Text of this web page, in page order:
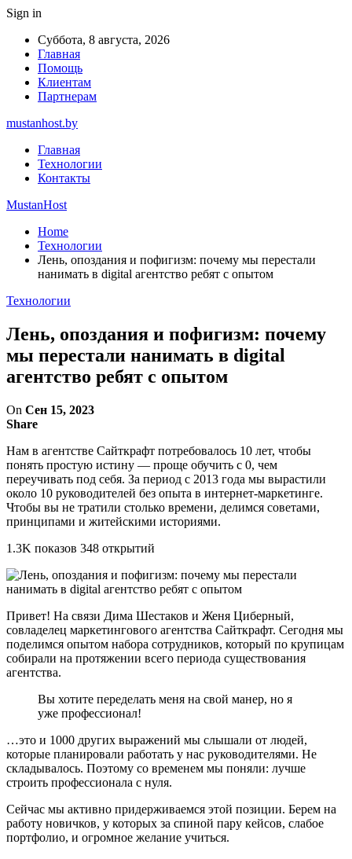
Sign in
Суббота, 8 августа, 2026
Главная
Помощь
Клиентам
Партнерам
mustanhost.by
Главная
Технологии
Контакты
MustanHost
Home
Технологии
Лень, опоздания и пофигизм: почему мы перестали
нанимать в digital агентство ребят с опытом
Технологии
Лень, опоздания и пофигизм: почему
мы перестали нанимать в digital
агентство ребят с опытом
On Сен 15, 2023
Share
Нам в агентстве Сайткрафт потребовалось 10 лет, чтобы
понять простую истину — проще обучить с 0, чем
переучивать под себя. За период с 2013 года мы вырастили
около 10 руководителей без опыта в интернет-маркетинге.
Чтобы вы не тратили столько времени, делимся советами,
принципами и житейскими историями.
1.3K показов 348 открытий
Привет! На связи Дима Шестаков и Женя Циберный,
совладелец маркетингового агентства Сайткрафт. Сегодня мы
поделимся опытом набора сотрудников, который по крупицам
собирали на протяжении всего периода существования
агентства.
Вы хотите переделать меня на свой манер, но я
уже профессионал!
…это и 1000 других выражений мы слышали от людей,
которые планировали работать у нас руководителями. Не
складывалось. Поэтому со временем мы поняли: лучше
строить профессионала с нуля.
Сейчас мы активно придерживаемся этой позиции. Берем на
работу новичков, у которых за спиной пару кейсов, слабое
портфолио, и огромное желание учиться.